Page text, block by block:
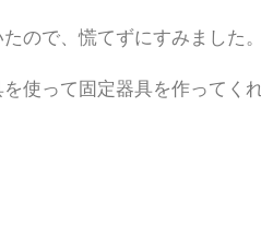
ので、慌てずにすみました。
使って固定器具を作ってく